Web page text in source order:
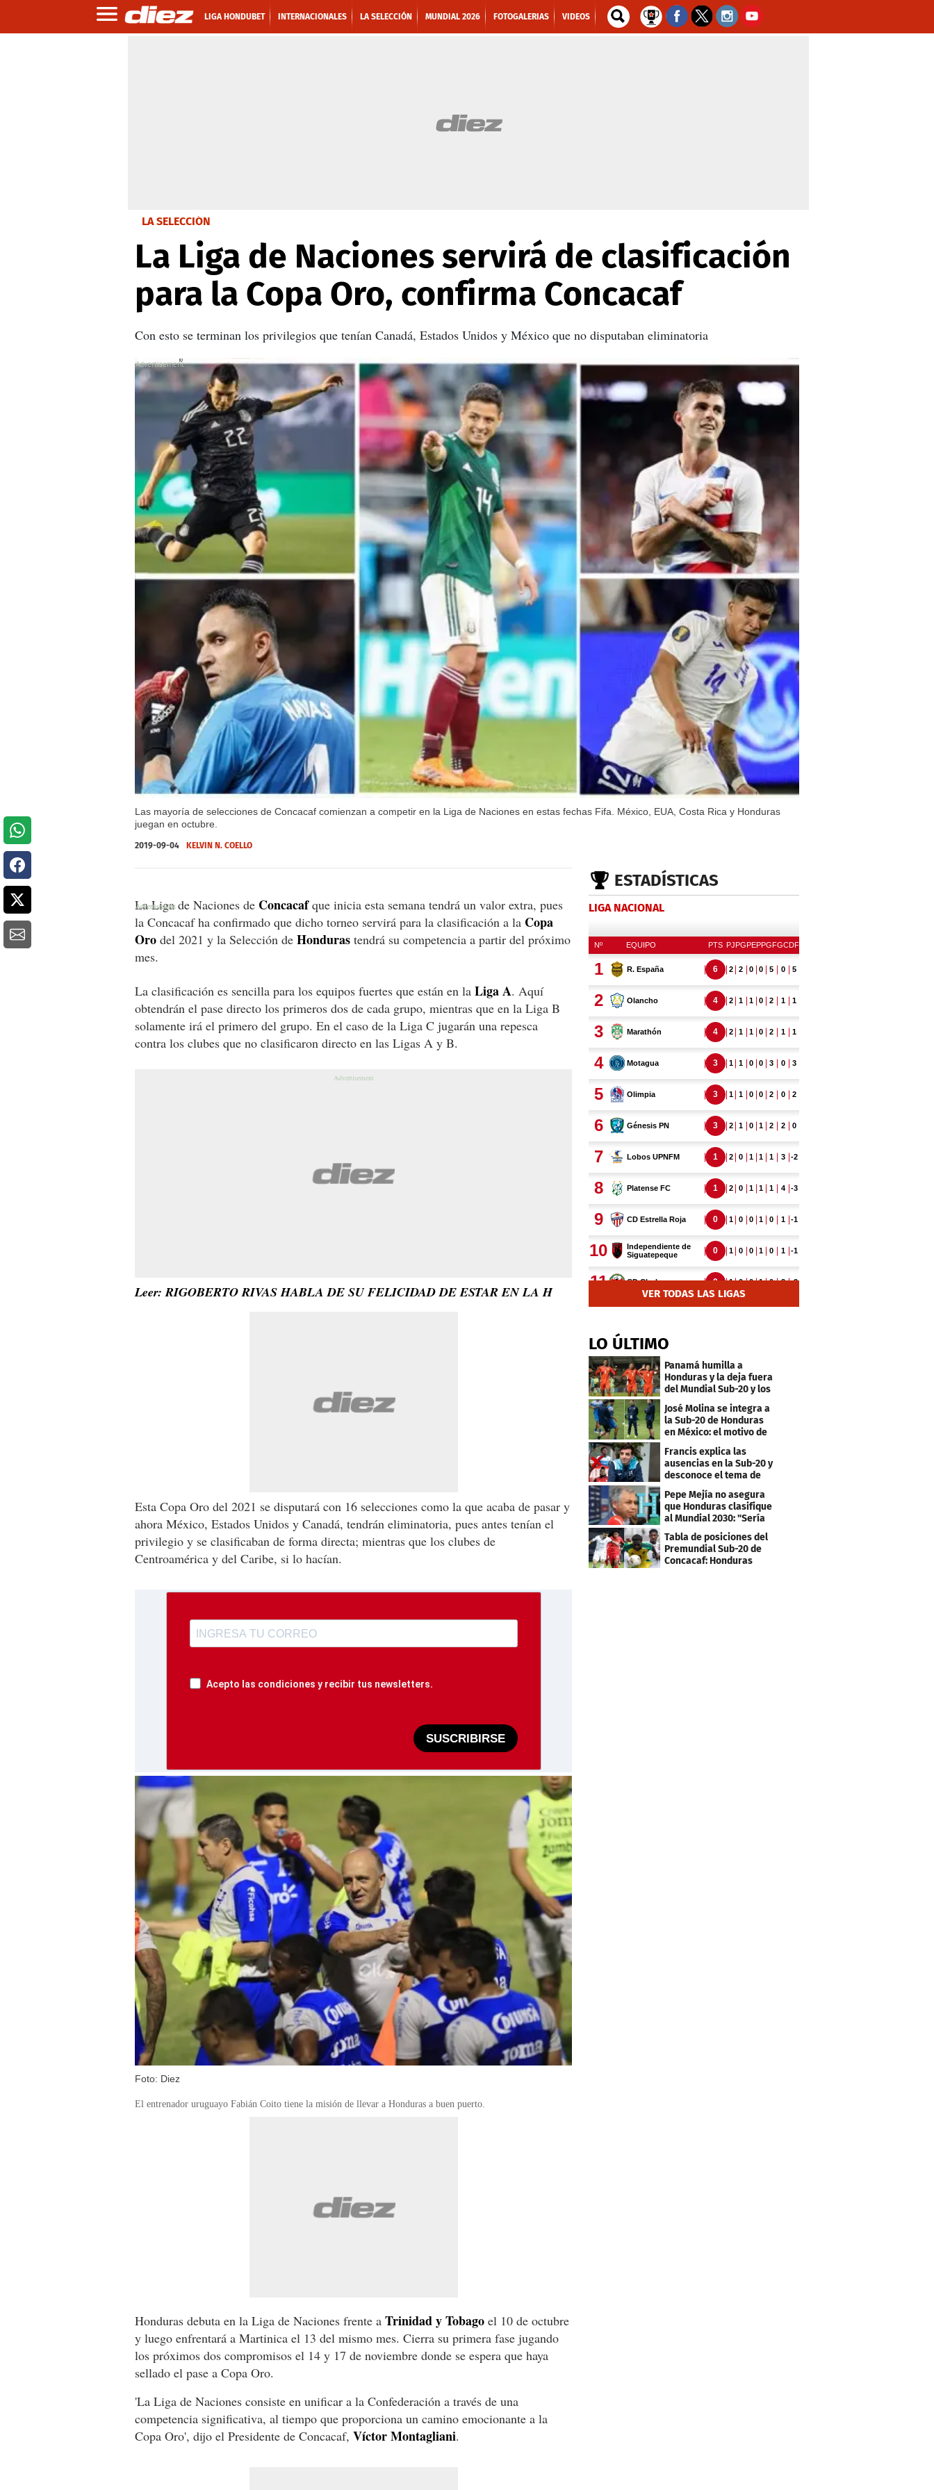
LIGA HONDUBET INTERNACIONALES LA SELECCIÓN MUNDIAL 2026 FOTOGALERIAS VIDEOS
LA SELECCIÓN
La Liga de Naciones servirá de clasificación
para la Copa Oro, confirma Concacaf
Con esto se terminan los privilegios que tenían Canadá, Estados Unidos y México que no disputaban eliminatoria
Las mayoría de selecciones de Concacaf comienzan a competir en la Liga de Naciones en estas fechas Fifa. México, EUA, Costa Rica y Honduras
juegan en octubre.
X
X
X
2019-09-04 KELVIN N. COELLO
La Liga de Naciones de Concacafque inicia esta semana tendrá un valor extra, pues
la Concacaf ha confirmado que dicho torneo servirá para la clasificación a la Copa
Oro del 2021 y la Selección de Honduras tendrá su competencia a partir del próximo
mes.
La clasificación es sencilla para los equipos fuertes que están en la Liga A. Aquí
obtendrán el pase directo los primeros dos de cada grupo, mientras que en la Liga B
solamente irá el primero del grupo. En el caso de la Liga C jugarán una repesca
contra los clubes que no clasificaron directo en las Ligas A y B.
Leer: RIGOBERTO RIVAS HABLA DE SU FELICIDAD DE ESTAR EN LA H
Esta Copa Oro del 2021 se disputará con 16 selecciones como la que acaba de pasar y
ahora México, Estados Unidos y Canadá, tendrán eliminatoria, pues antes tenían el
privilegio y se clasificaban de forma directa; mientras que los clubes de
Centroamérica y del Caribe, si lo hacían.
Acepto las condiciones y recibir tus newsletters.
SUSCRIBIRSE
Foto: Diez
El entrenador uruguayo Fabián Coito tiene la misión de llevar a Honduras a buen puerto.
Honduras debuta en la Liga de Naciones frente a Trinidad y Tobago el 10 de octubre
y luego enfrentará a Martinica el 13 del mismo mes. Cierra su primera fase jugando
los próximos dos compromisos el 14 y 17 de noviembre donde se espera que haya
sellado el pase a Copa Oro.
'La Liga de Naciones consiste en unificar a la Confederación a través de una
competencia significativa, al tiempo que proporciona un camino emocionante a la
Copa Oro', dijo el Presidente de Concacaf, Víctor Montagliani.
ESTADÍSTICAS
LIGA NACIONAL
VER TODAS LAS LIGAS
LO ÚLTIMO
Panamá humilla a
Honduras y la deja fuera
del Mundial Sub-20 y los
Juegos Olímpicos
José Molina se integra a
la Sub-20 de Honduras
en México: el motivo de
su viaje
Francis explica las
ausencias en la Sub-20 y
desconoce el tema de
los tiktokers
Pepe Mejía no asegura
que Honduras clasifique
al Mundial 2030: "Sería
mentir"
Tabla de posiciones del
Premundial Sub-20 de
Concacaf: Honduras